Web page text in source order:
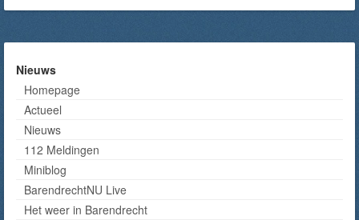
Nieuws
Homepage
Actueel
Nieuws
112 Meldingen
Miniblog
BarendrechtNU Live
Het weer in Barendrecht